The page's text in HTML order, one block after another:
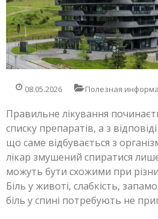
08.05.2026 Полезная
Правильне лікування
списку препаратів, а з
що саме відбувається з
лікар змушений спиратися
можуть бути схожими при
Біль у животі, слабкість,
біль у спині потребують не